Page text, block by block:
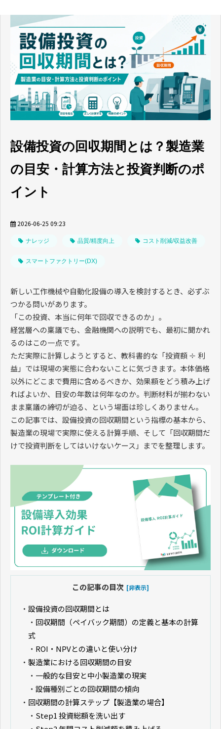
設備投資の回収期間とは？製造業
の目安・計算方法と投資判断のポ
イント
2026-06-25 09:23
ナレッジ 品質/精度向上 コスト削減/収益改善
スマートファクトリー(DX)
新しい工作機械や自動化設備の導入を検討するとき、必ずぶ
つかる問いがあります。
「この投資、本当に何年で回収できるのか」。
経営層への稟議でも、金融機関への説明でも、最初に聞かれ
るのはこの一点です。
ただ実際に計算しようとすると、教科書的な「投資額 ÷ 利
益」では現場の実態に合わないことに気づきます。本体価格
以外にどこまで費用に含めるべきか、効果額をどう積み上げ
ればよいか、目安の年数は何年なのか。判断材料が揃わない
まま稟議の締切が迫る、という場面は珍しくありません。
この記事では、設備投資の回収期間という指標の基本から、
製造業の現場で実際に使える計算手順、そして「回収期間だ
けで投資判断をしてはいけないケース」までを整理します。
この記事の目次 [非表示]
・ 設備投資の回収期間とは
・ 回収期間（ペイバック期間）の定義と基本の計算
式
・ ROI・NPVとの違いと使い分け
・ 製造業における回収期間の目安
・ 一般的な目安と中小製造業の現実
・ 設備種別ごとの回収期間の傾向
・ 回収期間の計算ステップ【製造業の場合】
・ Step1 投資総額を洗い出す